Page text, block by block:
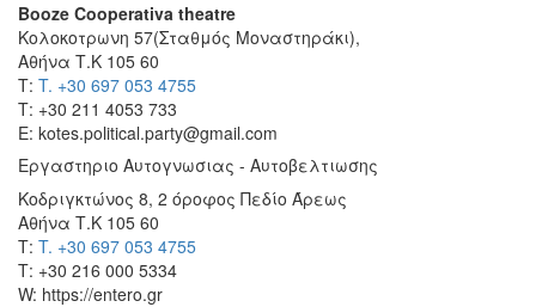
Booze Cooperativa theatre
Κολοκοτρωνη 57(Σταθμός Μοναστηράκι),
Αθήνα Τ.Κ 105 60
Τ: T. +30 697 053 4755
Τ: +30 211 4053 733
E: kotes.political.party@gmail.com
Εργαστηριο Αυτογνωσιας - Αυτοβελτιωσης
Κοδριγκτώνος 8, 2 όροφος Πεδίο Άρεως
Αθήνα Τ.Κ 105 60
Τ: T. +30 697 053 4755
Τ: +30 216 000 5334
W: https://entero.gr